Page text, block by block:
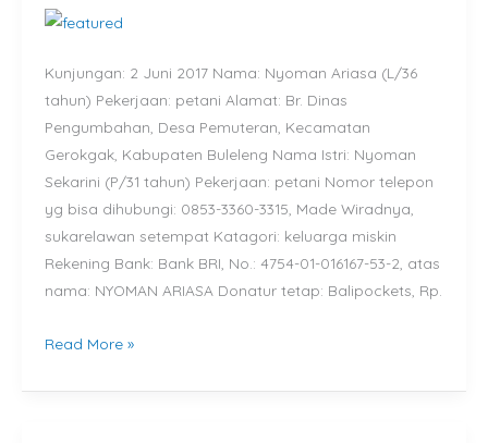
Kunjungan: 2 Juni 2017 Nama: Nyoman Ariasa (L/36
tahun) Pekerjaan: petani Alamat: Br. Dinas
Pengumbahan, Desa Pemuteran, Kecamatan
Gerokgak, Kabupaten Buleleng Nama Istri: Nyoman
Sekarini (P/31 tahun) Pekerjaan: petani Nomor telepon
yg bisa dihubungi: 0853-3360-3315, Made Wiradnya,
sukarelawan setempat Katagori: keluarga miskin
Rekening Bank: Bank BRI, No.: 4754-01-016167-53-2, atas
nama: NYOMAN ARIASA Donatur tetap: Balipockets, Rp.
mampu
Br.
Pengumbahan,
Pemuteran,
Buleleng
Read More »